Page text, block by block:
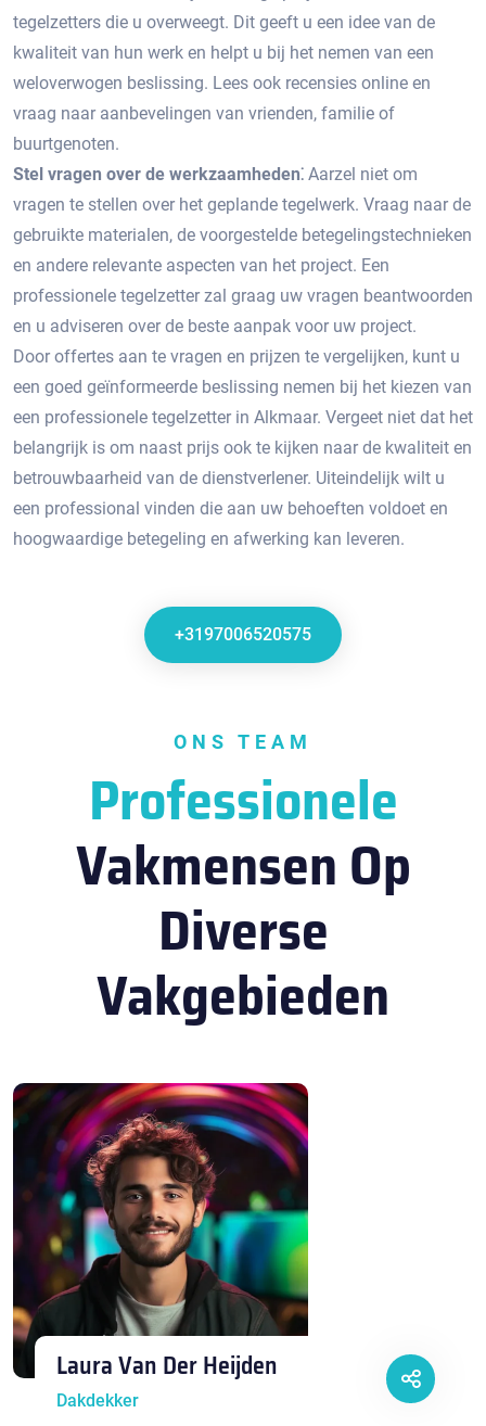
tegelzetters die u overweegt.​ Dit geeft u een idee van de
kwaliteit van hun werk en helpt u bij het nemen van een
weloverwogen beslissing.​ Lees ook recensies online en
vraag naar aanbevelingen van vrienden, familie of
buurtgenoten.​
Stel vragen over de werkzaamheden⁚ Aarzel niet om
vragen te stellen over het geplande tegelwerk.​ Vraag naar de
gebruikte materialen, de voorgestelde betegelingstechnieken
en andere relevante aspecten van het project.​ Een
professionele tegelzetter zal graag uw vragen beantwoorden
en u adviseren over de beste aanpak voor uw project.​
Door offertes aan te vragen en prijzen te vergelijken, kunt u
een goed geïnformeerde beslissing nemen bij het kiezen van
een professionele tegelzetter in Alkmaar. Vergeet niet dat het
belangrijk is om naast prijs ook te kijken naar de kwaliteit en
betrouwbaarheid van de dienstverlener.​ Uiteindelijk wilt u
een professional vinden die aan uw behoeften voldoet en
hoogwaardige betegeling en afwerking kan leveren.​
+3197006520575
ONS TEAM
Professionele
Vakmensen Op
Diverse
Vakgebieden
Laura Van Der Heijden
Dakdekker